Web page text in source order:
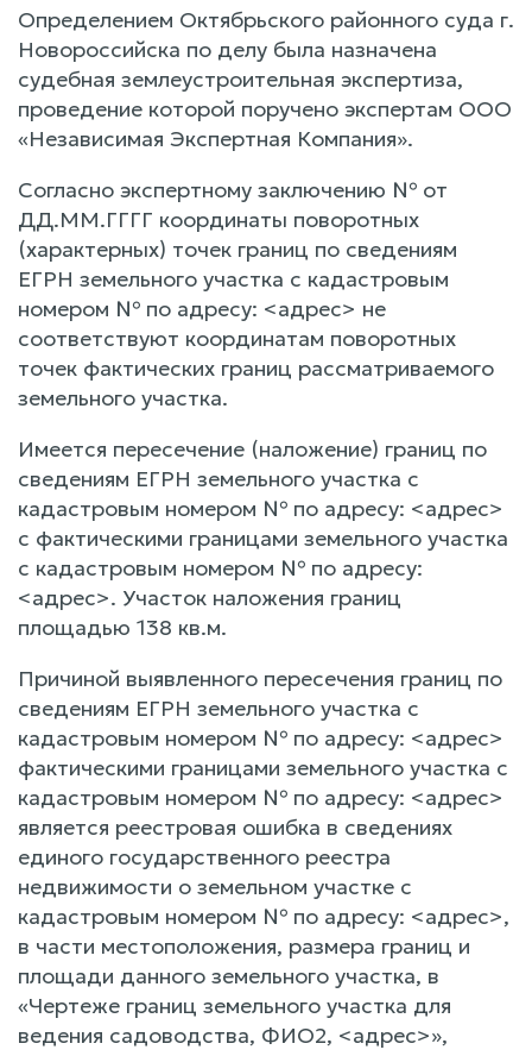
Определением Октябрьского районного суда г.
Новороссийска по делу была назначена
судебная землеустроительная экспертиза,
проведение которой поручено экспертам ООО
«Независимая Экспертная Компания».
Согласно экспертному заключению № от
ДД.ММ.ГГГГ координаты поворотных
(характерных) точек границ по сведениям
ЕГРН земельного участка с кадастровым
номером № по адресу: <адрес> не
соответствуют координатам поворотных
точек фактических границ рассматриваемого
земельного участка.
Имеется пересечение (наложение) границ по
сведениям ЕГРН земельного участка с
кадастровым номером № по адресу: <адрес>
с фактическими границами земельного участка
с кадастровым номером № по адресу:
<адрес>. Участок наложения границ
площадью 138 кв.м.
Причиной выявленного пересечения границ по
сведениям ЕГРН земельного участка с
кадастровым номером № по адресу: <адрес>
фактическими границами земельного участка с
кадастровым номером № по адресу: <адрес>
является реестровая ошибка в сведениях
единого государственного реестра
недвижимости о земельном участке с
кадастровым номером № по адресу: <адрес>,
в части местоположения, размера границ и
площади данного земельного участка, в
«Чертеже границ земельного участка для
ведения садоводства, ФИО2, <адрес>»,